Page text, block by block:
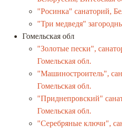
"Росинка" санаторий,
"Три медведя"
Гомельская обл
"Золотые пески",
Гомельская обл.
"Машиностроитель",
Гомельская обл.
"Приднепровский"
Гомельская обл.
"Серебряные ключи",